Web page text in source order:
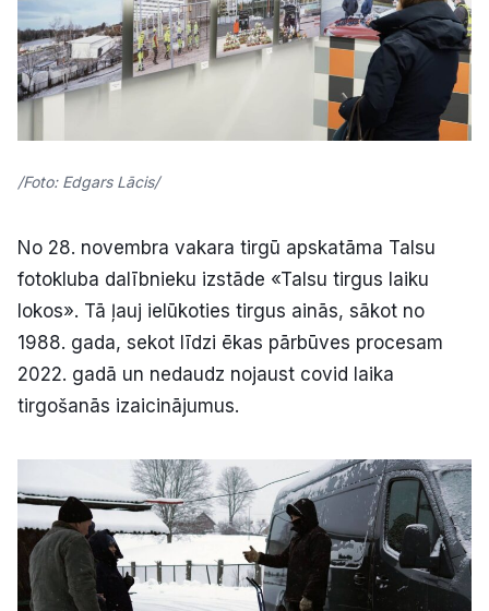
/Foto: Edgars Lācis/
No 28. novembra vakara tirgū apskatāma Talsu
fotokluba dalībnieku izstāde «Talsu tirgus laiku
lokos». Tā ļauj ielūkoties tirgus ainās, sākot no
1988. gada, sekot līdzi ēkas pārbūves procesam
2022. gadā un nedaudz nojaust covid laika
tirgošanās izaicinājumus.